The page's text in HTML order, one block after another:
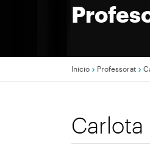
enlaces
Inicio Professorat
Carlota